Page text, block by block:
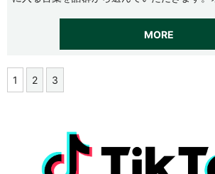
MORE
1 2 3